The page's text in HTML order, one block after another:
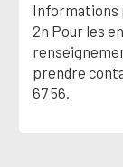
Informations
2h Pour les
prendre
67 56.